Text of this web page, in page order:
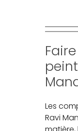
Les
Ravi